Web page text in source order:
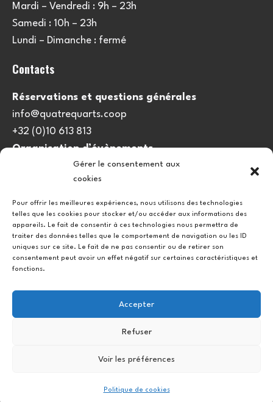
Gérer le consentement aux
cookies
Pour offrir les meilleures expériences, nous utilisons des technologies
telles que les cookies pour stocker et/ou accéder aux informations des
appareils. Le fait de consentir à ces technologies nous permettra de
traiter des données telles que le comportement de navigation ou les ID
uniques sur ce site. Le fait de ne pas consentir ou de retirer son
consentement peut avoir un effet négatif sur certaines caractéristiques et
fonctions.
Accepter
Refuser
Voir les préférences
Politique de cookies
Mardi – Vendredi : 9h – 23h
Samedi : 10h – 23h
Lundi – Dimanche : fermé
Contacts
Réservations et questions générales
info@quatrequarts.coop
+32 (0)10 613 813
Organisation d’évènements
viedulieu@quatrequarts.coop
Politique de cookies (UE)